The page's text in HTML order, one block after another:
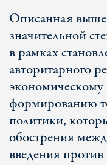
Описанная выше
значительной
в рамках
авторитарного
формированию
политики,
обострения
введения